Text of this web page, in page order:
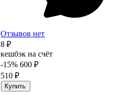
Отзывов нет
8 ₽
кешбэк на счёт
-15% 600 ₽
510 ₽
Купить